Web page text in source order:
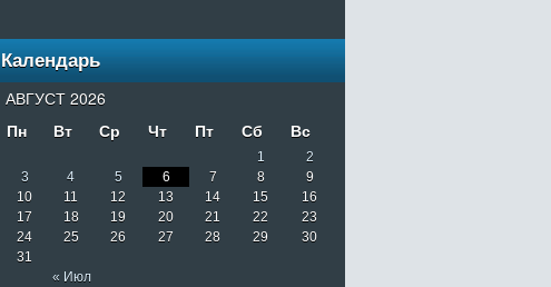
Календарь
АВГУСТ 2026
Пн
Вт Ср Чт Пт Сб Вс
« Июл
1
2
3
4 5 6 7 8
9
10
11 12 13 14 15
16
17
18 19 20 21 22
23
24
25 26 27 28 29
30
31